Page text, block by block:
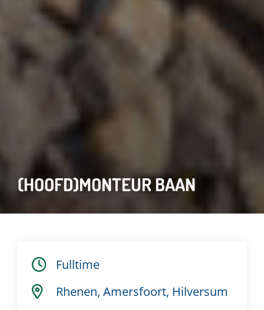
(HOOFD)MONTEUR BAAN
Fulltime
Rhenen, Amersfoort, Hilversum